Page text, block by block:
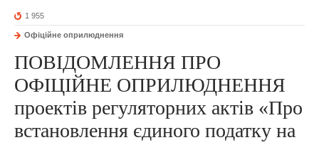
1 955
Офіційне оприлюднення
ПОВІДОМЛЕННЯ ПРО
ОФІЦІЙНЕ ОПРИЛЮДНЕННЯ
проектів регуляторних актів «Про
встановлення єдиного податку на